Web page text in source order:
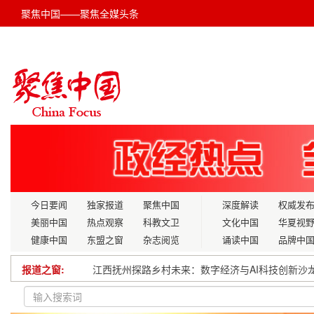
聚焦中国——聚焦全媒头条
今日要闻 独家报道
聚焦中国
美丽中国
热点观察
科教文卫
健康中国
东盟之窗 杂志阅览
深度解读
权威发布
文化中国
华夏视野
诵读中国
品牌中国
报道之窗:
江西抚州探路乡村未来：数字经济与AI科技创新沙